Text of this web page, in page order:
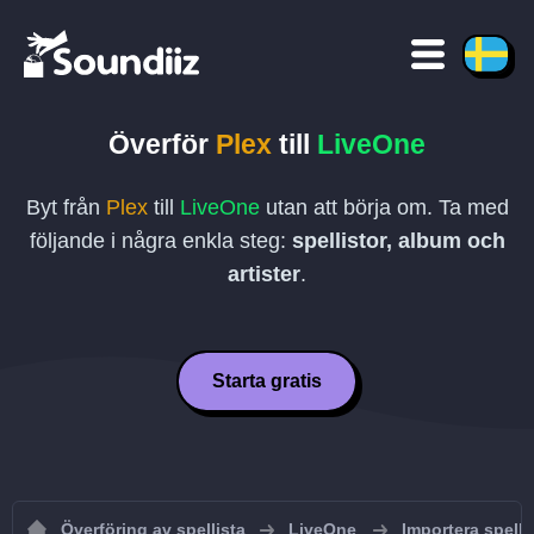
Överför Plex till LiveOne
Byt från Plextill LiveOneutan att börja om. Ta med
följande i några enkla steg: spellistor, album och
artister.
Starta gratis
Överföring av spellista LiveOne Importera